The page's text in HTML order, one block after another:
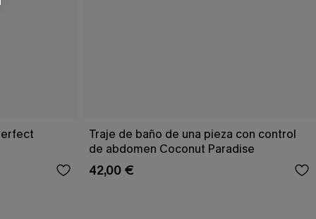
Traje de baño de una pieza con control
de abdomen Coconut Paradise
42,00 €